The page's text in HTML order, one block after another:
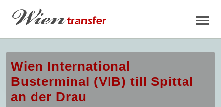
Wien International
Busterminal (VIB) till Spittal
an der Drau